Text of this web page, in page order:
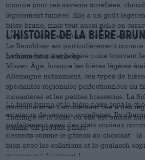
connue pour ses saveurs torréfiées,
légèrement fumées. Elle a un goût
bière brune, mais tout aussi riche en
un goût nettement fumé. Le malt est
La Rauchbier est particulièrement connue
notamment à Bamberg.
L'histoire de la bière
La bière brune et la bière noire trouvent
Moyen Âge, lorsque les bières légères
Allemagne notamment, ces types de
spécialités régionales perfectionnées au fil
monastères et les petites brasseries. La
particulièrement étroitement liée à des
Thuringe et la Saxe, où elle est encore
comme un produit phare.
La bière brune et la bière noire sont le
amateurs de saveurs complexes. Ils
parfaitement avec des plats copieux
desserts comme le gâteau au chocolat - la
bien avec les collations et le goulasch
saveurs qui fascinent !